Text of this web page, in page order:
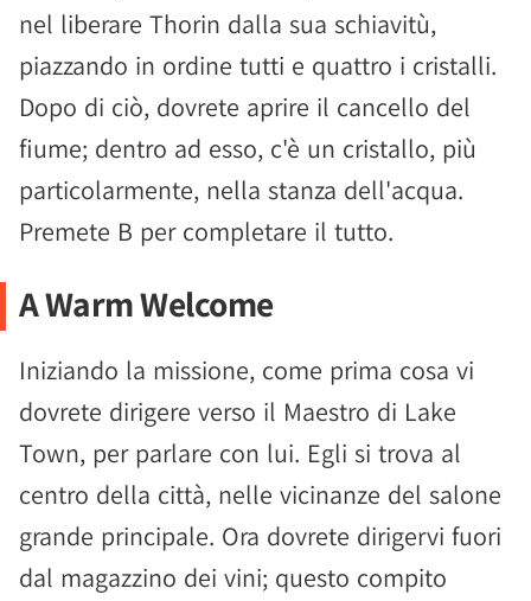
nel liberare Thorin dalla sua schiavitù,
piazzando in ordine tutti e quattro i cristalli.
Dopo di ciò, dovrete aprire il cancello del
fiume; dentro ad esso, c'è un cristallo, più
particolarmente, nella stanza dell'acqua.
Premete B per completare il tutto.
A Warm Welcome
Iniziando la missione, come prima cosa vi
dovrete dirigere verso il Maestro di Lake
Town, per parlare con lui. Egli si trova al
centro della città, nelle vicinanze del salone
grande principale. Ora dovrete dirigervi fuori
dal magazzino dei vini; questo compito